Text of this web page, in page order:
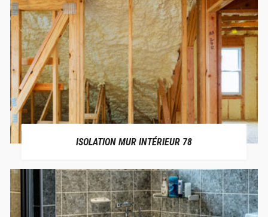
ISOLATION MUR INTÉRIEUR 78